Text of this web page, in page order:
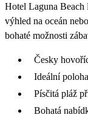
Hotel Laguna
výhled na oceán
bohaté možnosti
Česky
Ideální
Písčitá pláž
Bohatá